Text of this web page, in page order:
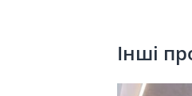
Інші